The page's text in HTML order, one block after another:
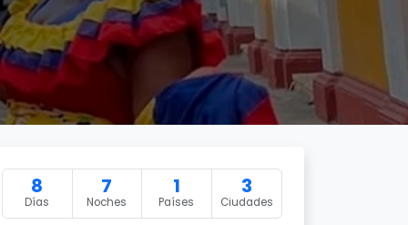
8
Días
7
Noches
1
Países
3
Ciudades